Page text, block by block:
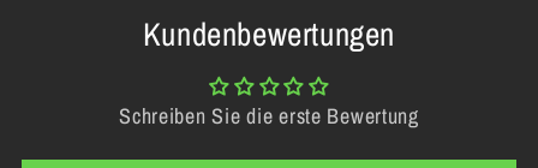
Kundenbewertungen
Schreiben Sie die erste Bewertung